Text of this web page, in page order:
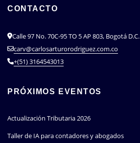
CONTACTO
Calle 97 No. 70C-95 TO 5 AP 803, Bogotá D.C.
carv@carlosarturorodriguez.com.co
+(51) 3164543013
PRÓXIMOS EVENTOS
Actualización Tributaria 2026
Taller de IA para contadores y abogados